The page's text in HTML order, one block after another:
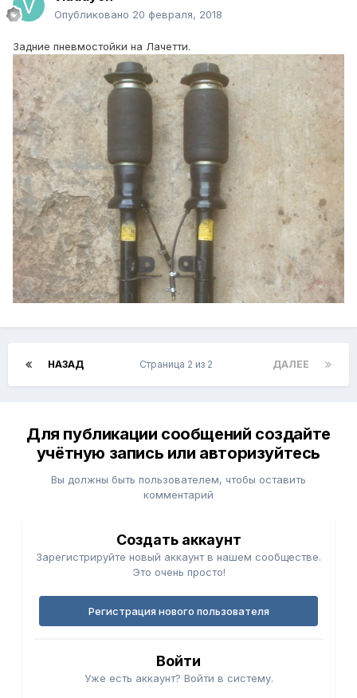
Опубликовано 20 февраля, 2018
Задние пневмостойки на Лачетти.
НАЗАД ДАЛЕЕ
Страница 2 из 2
Для публикации сообщений создайте
учётную запись или авторизуйтесь
Вы должны быть пользователем, чтобы оставить
комментарий
Создать аккаунт
Зарегистрируйте новый аккаунт в нашем сообществе.
Это очень просто!
Регистрация нового пользователя
Войти
Уже есть аккаунт? Войти в систему.